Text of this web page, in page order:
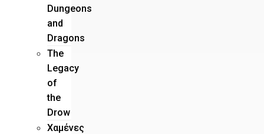
Dungeons
and
Dragons
The
Legacy
of
the
Drow
Χαμένες